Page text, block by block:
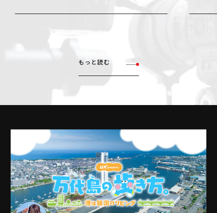
もっと読む